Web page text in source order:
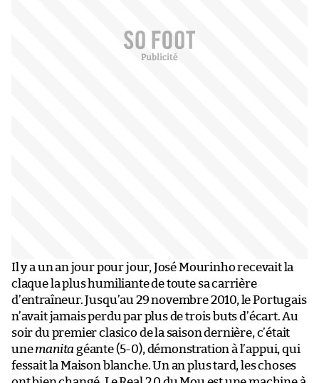
Il y a un an jour pour jour, José Mourinho recevait la
claque la plus humiliante de toute sa carrière
d’entraîneur. Jusqu’au 29 novembre 2010, le Portugais
n’avait jamais perdu par plus de trois buts d’écart. Au
soir du premier clasico de la saison dernière, c’était
unemanita géante (5-0), démonstration à l’appui, qui
fessait la Maison blanche. Un an plus tard, les choses